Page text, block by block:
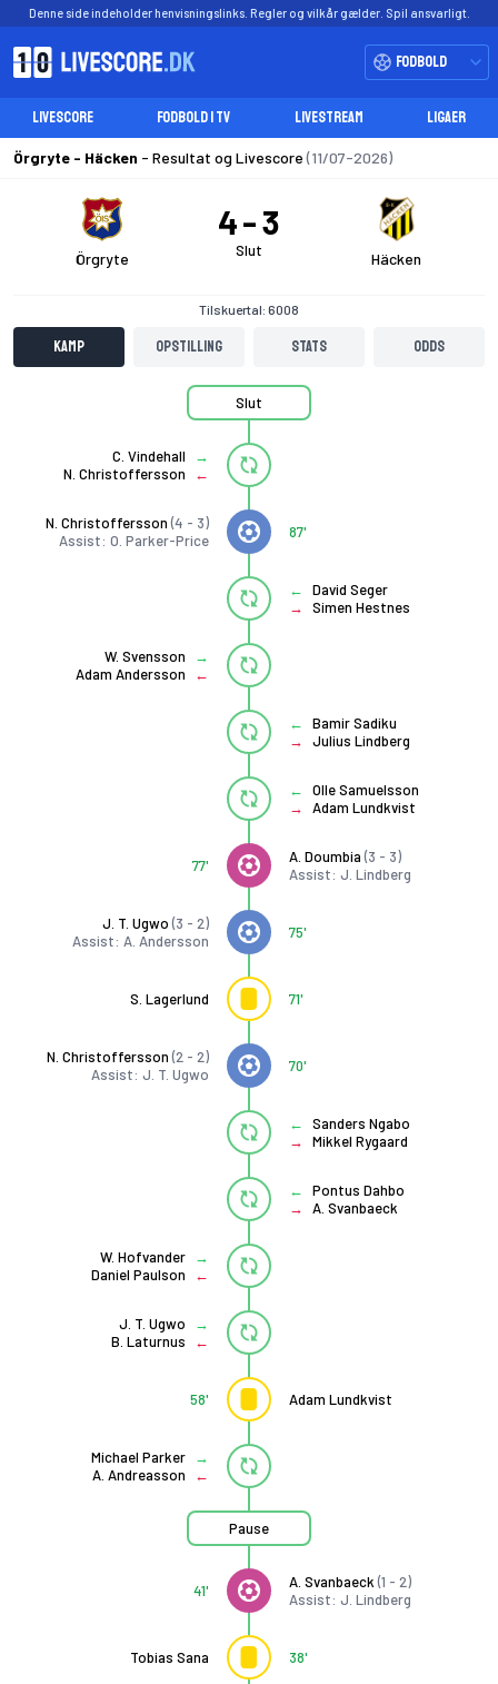
Denne side indeholder henvisningslinks. Regler og vilkår gælder. Spil ansvarligt.
Fodbold
LIVESCORE FODBOLD I TV LIVESTREAM LIGAER
Örgryte - Häcken - Resultat og Livescore(11/07-2026)
Örgryte
4 3
Slut Häcken
Tilskuertal: 6008
Kamp Opstilling Stats Odds
Slut
C. Vindehall
N. Christoffersson
N. Christoffersson (4 - 3)
Assist: O. Parker-Price
87'
David Seger
Simen Hestnes
W. Svensson
Adam Andersson
Bamir Sadiku
Julius Lindberg
Olle Samuelsson
Adam Lundkvist
A. Doumbia (3 - 3)
Assist: J. Lindberg
77'
J. T. Ugwo (3 - 2)
Assist: A. Andersson
75'
S. Lagerlund 71'
N. Christoffersson (2 - 2)
Assist: J. T. Ugwo
70'
Sanders Ngabo
Mikkel Rygaard
Pontus Dahbo
A. Svanbaeck
W. Hofvander
Daniel Paulson
J. T. Ugwo
B. Laturnus
Adam Lundkvist
58'
Michael Parker
A. Andreasson
Pause
A. Svanbaeck (1 - 2)
Assist: J. Lindberg
41'
Tobias Sana 38'